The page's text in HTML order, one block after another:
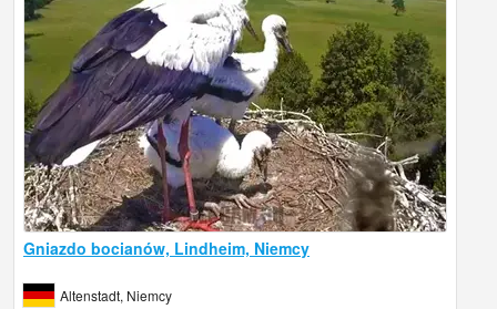
Gniazdo bocianów, Lindheim, Niemcy
Altenstadt, Niemcy